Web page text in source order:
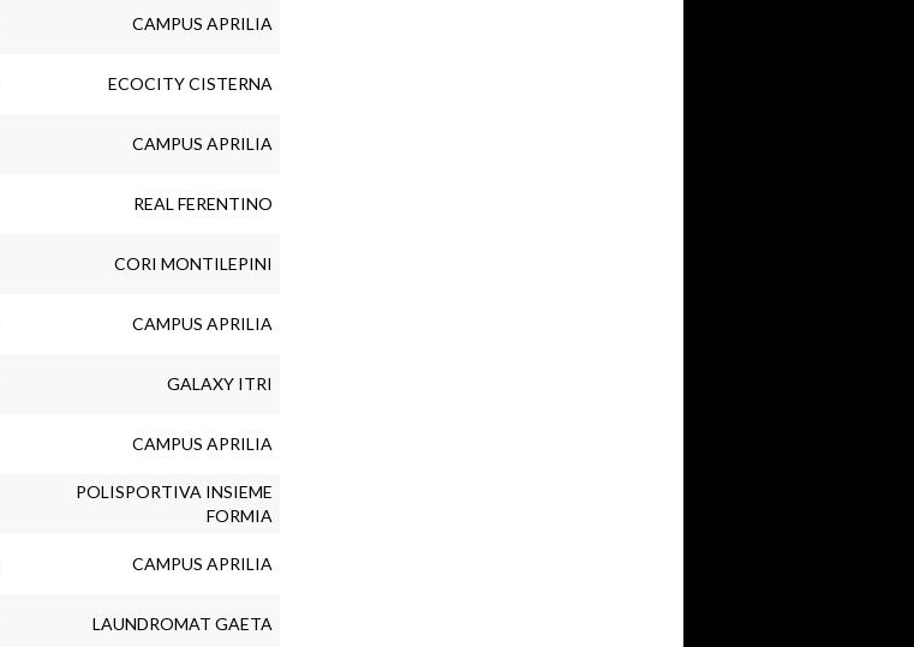
CAMPUS APRILIA
ECOCITY CISTERNA
CAMPUS APRILIA
REAL FERENTINO
CORI MONTILEPINI
CAMPUS APRILIA
GALAXY ITRI
CAMPUS APRILIA
POLISPORTIVA INSIEME
FORMIA
CAMPUS APRILIA
LAUNDROMAT GAETA